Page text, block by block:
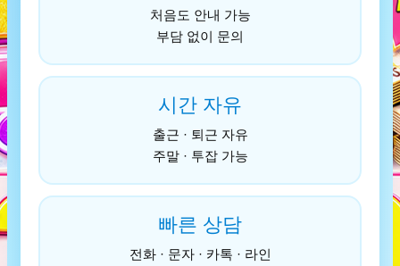
처음도 안내 가능
부담 없이 문의
시간 자유
출근 · 퇴근 자유
주말 · 투잡 가능
빠른 상담
전화 · 문자 · 카톡 · 라인